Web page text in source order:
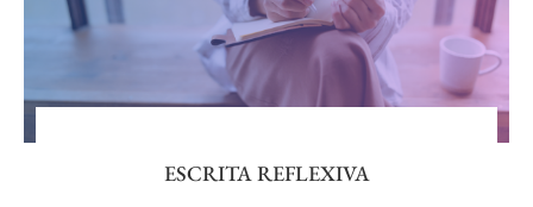
ESCRITA REFLEXIVA